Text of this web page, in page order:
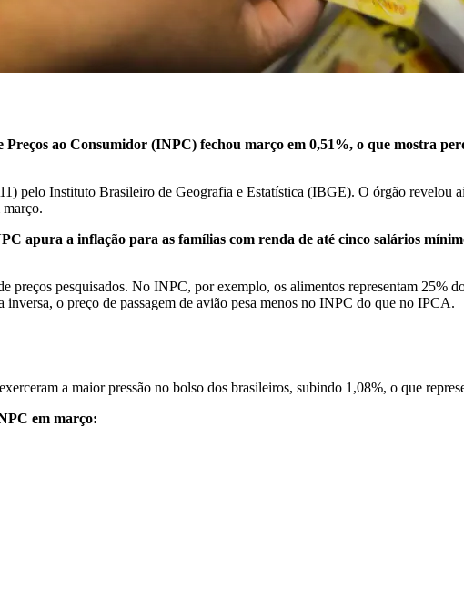
ao Consumidor (INPC) fechou março em 0,51%, o que mostra
pelo Instituto Brasileiro de Geografia e Estatística (IBGE). O órgão revelou
apura a inflação para as famílias com renda de até cinco salários
preços pesquisados. No INPC, por exemplo, os alimentos representam 25%
o preço de passagem de avião pesa menos no INPC do que no IPCA.
a maior pressão no bolso dos brasileiros, subindo 1,08%, o que
em março: